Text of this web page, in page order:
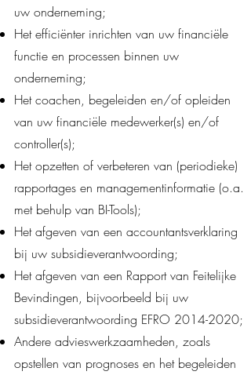
uw onderneming;
Het efficiënter inrichten van uw financiële
functie en processen binnen uw
onderneming;
Het coachen, begeleiden en/of opleiden
van uw financiële medewerker(s) en/of
controller(s);
Het opzetten of verbeteren van (periodieke)
rapportages en managementinformatie (o.a.
met behulp van BI-Tools);
Het afgeven van een accountantsverklaring
bij uw subsidieverantwoording;
Het afgeven van een Rapport van Feitelijke
Bevindingen, bijvoorbeeld bij uw
subsidieverantwoording EFRO 2014-2020;
Andere advieswerkzaamheden, zoals
opstellen van prognoses en het begeleiden